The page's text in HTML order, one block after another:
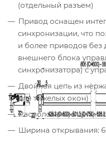
(отдельный разъем)
Привод оснащен
синхронизации, что
и более приводов без
внешнего блока
синхронизатора) с
Двойная цепь из
для тяжелых окон)
Расположение цепи
Ширина открывания: